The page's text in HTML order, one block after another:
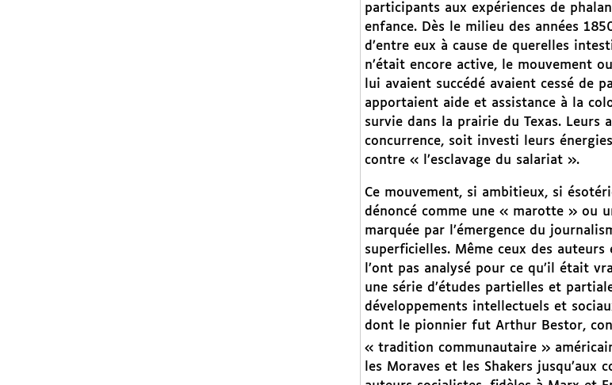
participants aux expériences de
enfance. Dès le milieu des années
d’entre eux à cause de querelles
n’était encore active, le mouvement
lui avaient succédé avaient cessé de
apportaient aide et assistance à la
survie dans la prairie du Texas.
concurrence, soit investi leurs
contre « l’esclavage du salariat ».
Ce mouvement, si ambitieux, si
dénoncé comme une « marotte » ou
marquée par l’émergence du
superficielles. Même ceux des
l’ont pas analysé pour ce qu’il était
une série d’études partielles et
développements intellectuels et
dont le pionnier fut Arthur Bestor,
« tradition communautaire »
les Moraves et les Shakers